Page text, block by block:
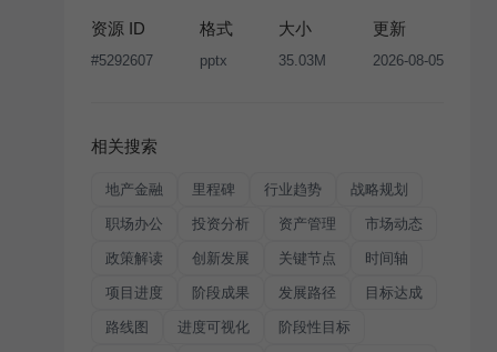
版权声明
条款，禁止任何形式的转让、出售或出租，未
经投权许可任何人不得擅自转载和分发，否则将接照我
资源 ID
#5292607
格式
pptx
大小
35.03M
更新
2026-08-05
相关搜索
地产金融 里程碑 行业趋势 战略规划
职场办公 投资分析 资产管理 市场动态
政策解读 创新发展 关键节点 时间轴
项目进度 阶段成果 发展路径 目标达成
路线图 进度可视化 阶段性目标